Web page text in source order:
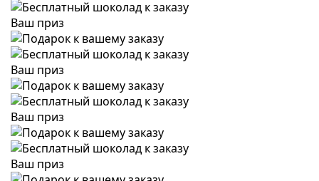
Ваш приз
Ваш приз
Ваш приз
Ваш приз